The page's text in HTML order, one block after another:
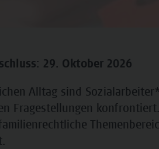
29. Oktober 2026
Alltag sind
Fragestellungen